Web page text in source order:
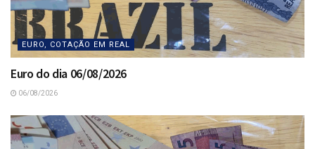
EURO, COTAÇÃO EM REAL
Euro do dia 06/08/2026
06/08/2026